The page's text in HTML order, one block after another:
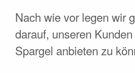
Nach wie vor legen wir
darauf, unseren
Spargel anbieten zu